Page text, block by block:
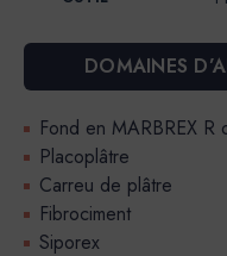
DOMAINES
Fond en MARBREX
Placoplâtre
Carreu de plâtre
Fibrociment
Siporex